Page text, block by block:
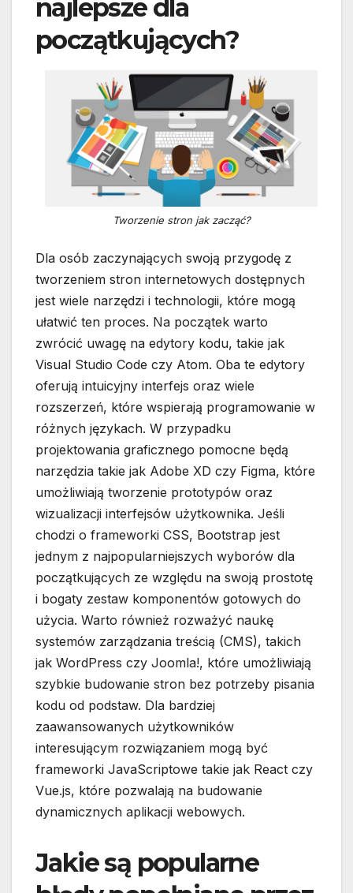
najlepsze dla
początkujących?
Tworzenie stron jak zacząć?
Dla osób zaczynających swoją przygodę z
tworzeniem stron internetowych dostępnych
jest wiele narzędzi i technologii, które mogą
ułatwić ten proces. Na początek warto
zwrócić uwagę na edytory kodu, takie jak
Visual Studio Code czy Atom. Oba te edytory
oferują intuicyjny interfejs oraz wiele
rozszerzeń, które wspierają programowanie w
różnych językach. W przypadku
projektowania graficznego pomocne będą
narzędzia takie jak Adobe XD czy Figma, które
umożliwiają tworzenie prototypów oraz
wizualizacji interfejsów użytkownika. Jeśli
chodzi o frameworki CSS, Bootstrap jest
jednym z najpopularniejszych wyborów dla
początkujących ze względu na swoją prostotę
i bogaty zestaw komponentów gotowych do
użycia. Warto również rozważyć naukę
systemów zarządzania treścią (CMS), takich
jak WordPress czy Joomla!, które umożliwiają
szybkie budowanie stron bez potrzeby pisania
kodu od podstaw. Dla bardziej
zaawansowanych użytkowników
interesującym rozwiązaniem mogą być
frameworki JavaScriptowe takie jak React czy
Vue.js, które pozwalają na budowanie
dynamicznych aplikacji webowych.
Jakie są popularne